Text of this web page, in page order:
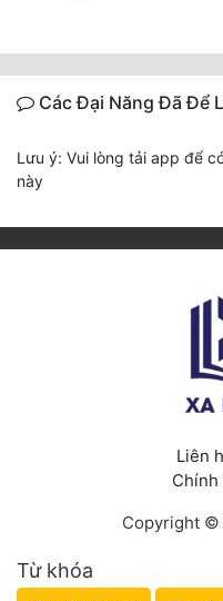
Các Đại Năng Đã Để
Lưu ý: Vui lòng tải app để
này
Liên
Chính
Copyright ©
Từ khóa